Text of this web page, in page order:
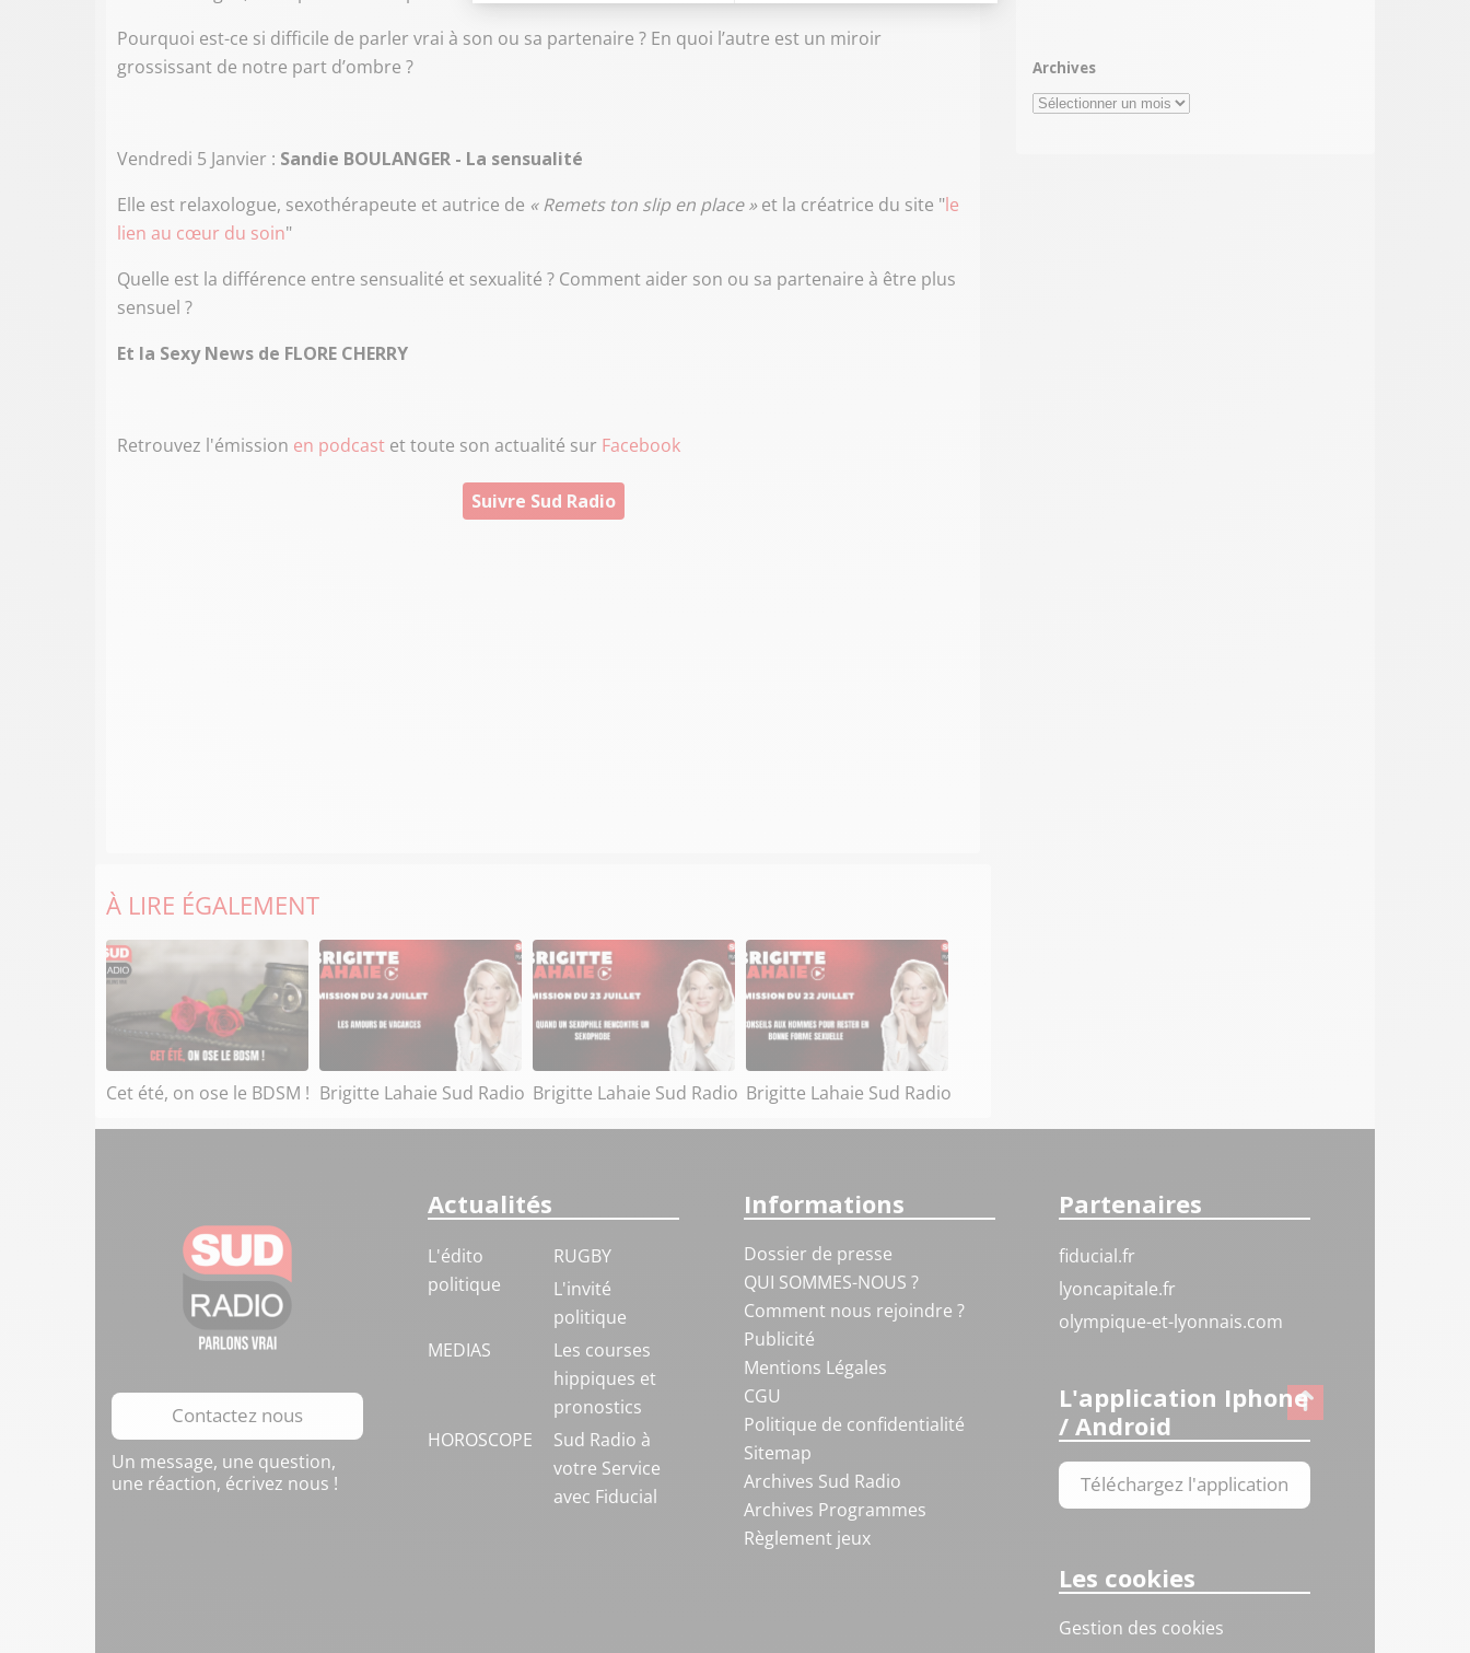
Pourquoi est-ce si difficile de parler vrai à son ou sa partenaire ? En quoi l’autre est un miroir
grossissant de notre part d’ombre ?
Vendredi 5 Janvier : Sandie BOULANGER - La sensualité
Elle est relaxologue, sexothérapeute et autrice de « Remets ton slip en place »et la créatrice du site "le
lien au cœur du soin"
Quelle est la différence entre sensualité et sexualité ? Comment aider son ou sa partenaire à être plus
sensuel ?
Et la Sexy News de FLORE CHERRY
Retrouvez l'émission en podcast et toute son actualité sur Facebook
Suivre Sud Radio
À LIRE ÉGALEMENT
Cet été, on ose le BDSM ! Brigitte Lahaie Sud Radio Brigitte Lahaie Sud Radio Brigitte Lahaie Sud Radio
Archives
Archives
Contactez nous
Un message, une question,
une réaction, écrivez nous !
Actualités
L'édito
politique
RUGBY
L'invité
politique
MEDIAS
Les courses
hippiques et
pronostics
HOROSCOPE
Sud Radio à
votre Service
avec Fiducial
Informations
Dossier de presse
QUI SOMMES-NOUS ?
Comment nous rejoindre ?
Publicité
Mentions Légales
CGU
Politique de confidentialité
Sitemap
Archives Sud Radio
Archives Programmes
Règlement jeux
Partenaires
fiducial.fr
lyoncapitale.fr
olympique-et-lyonnais.com
L'application Iphone
/ Android
Téléchargez l'application
Les cookies
Gestion des cookies